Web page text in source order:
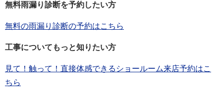
無料雨漏り診断を予約したい方
無料の雨漏り診断の予約はこちら
工事についてもっと知りたい方
見て！触って！直接体感できるショールーム来店予約はこ
ちら